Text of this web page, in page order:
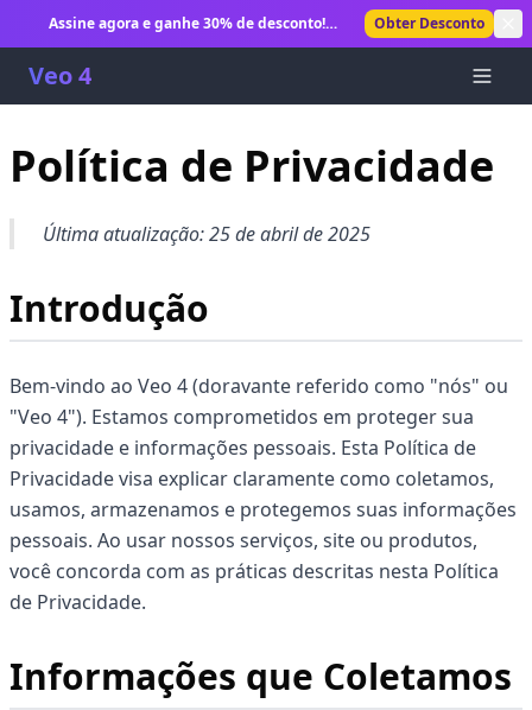
Assine agora e ganhe 30% de desconto!
Obter Desconto
Veo 4
Política de Privacidade
Última atualização: 25 de abril de 2025
Introdução
Bem-vindo ao Veo 4 (doravante referido como "nós" ou
"Veo 4"). Estamos comprometidos em proteger sua
privacidade e informações pessoais. Esta Política de
Privacidade visa explicar claramente como coletamos,
usamos, armazenamos e protegemos suas informações
pessoais. Ao usar nossos serviços, site ou produtos,
você concorda com as práticas descritas nesta Política
de Privacidade.
Informações que Coletamos